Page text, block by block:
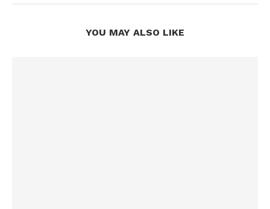
YOU MAY ALSO LIKE